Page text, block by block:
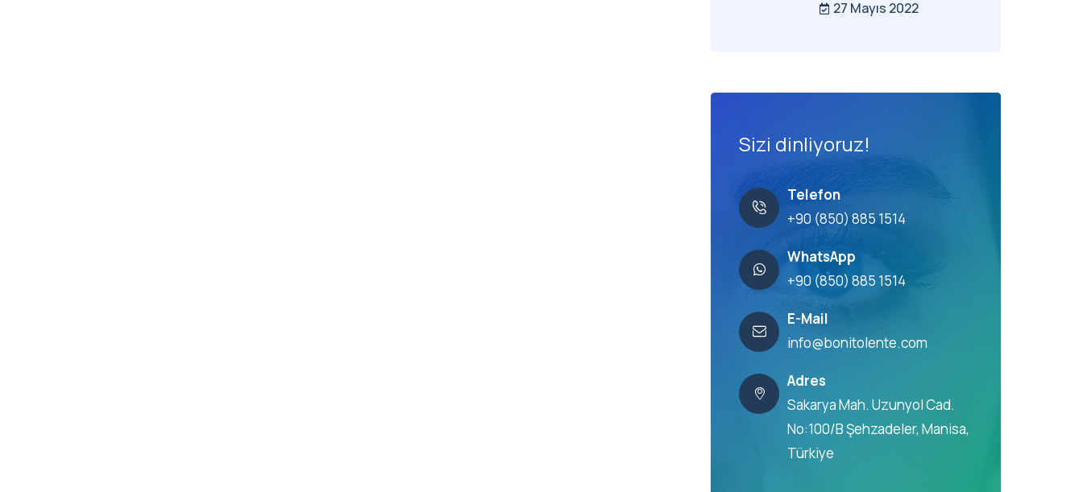
27 Mayıs 2022
Sizi dinliyoruz!
Telefon
+90 (850) 885 1514
WhatsApp
+90 (850) 885 1514
E-Mail
info@bonitolente.com
Adres
Sakarya Mah. Uzunyol Cad.
No:100/B Şehzadeler, Manisa,
Türkiye